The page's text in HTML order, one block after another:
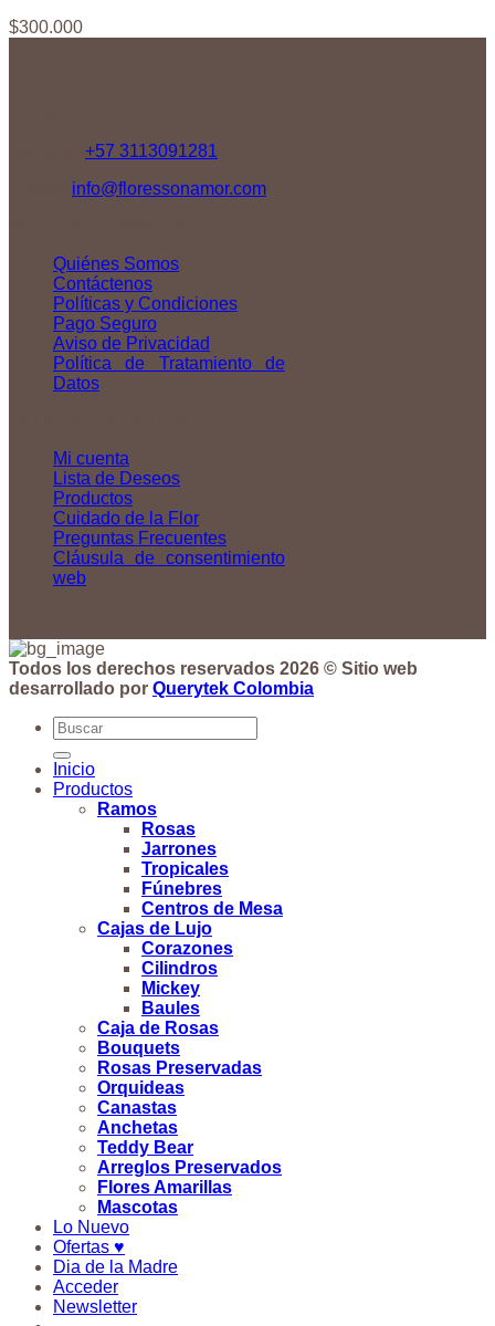
$300.000
+57 3113091281
info@floressonamor.com
Quiénes Somos
Contáctenos
Políticas y Condiciones
Pago Seguro
Aviso de Privacidad
Política de Tratamiento de
Datos
Mi cuenta
Lista de Deseos
Productos
Cuidado de la Flor
Preguntas Frecuentes
Cláusula de consentimiento
web
Todos los derechos reservados 2026 © Sitio web
desarrollado por Querytek Colombia
Buscar
por:
Inicio
Productos
Ramos
Rosas
Jarrones
Tropicales
Fúnebres
Centros de Mesa
Cajas de Lujo
Corazones
Cilindros
Mickey
Baules
Caja de Rosas
Bouquets
Rosas Preservadas
Orquideas
Canastas
Anchetas
Teddy Bear
Arreglos Preservados
Flores Amarillas
Mascotas
Lo Nuevo
Ofertas ♥
Dia de la Madre
Acceder
Newsletter